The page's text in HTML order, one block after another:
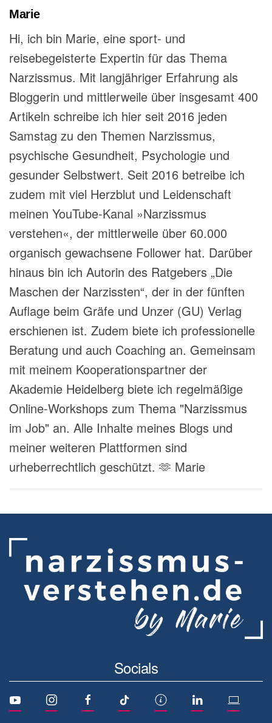
Marie
Hi, ich bin Marie, eine sport- und
reisebegeisterte Expertin für das Thema
Narzissmus. Mit langjähriger Erfahrung als
Bloggerin und mittlerweile über insgesamt 400
Artikeln schreibe ich hier seit 2016 jeden
Samstag zu den Themen Narzissmus,
psychische Gesundheit, Psychologie und
gesunder Selbstwert. Seit 2016 betreibe ich
zudem mit viel Herzblut und Leidenschaft
meinen YouTube-Kanal »Narzissmus
verstehen«, der mittlerweile über 60.000
organisch gewachsene Follower hat. Darüber
hinaus bin ich Autorin des Ratgebers „Die
Maschen der Narzissten“, der in der fünften
Auflage beim Gräfe und Unzer (GU) Verlag
erschienen ist. Zudem biete ich professionelle
Beratung und auch Coaching an. Gemeinsam
mit meinem Kooperationspartner der
Akademie Heidelberg biete ich regelmäßige
Online-Workshops zum Thema "Narzissmus
im Job" an. Alle Inhalte meines Blogs und
meiner weiteren Plattformen sind
urheberrechtlich geschützt. 🫶 Marie
Socials